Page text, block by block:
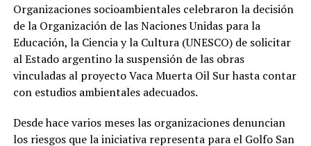
Organizaciones socioambientales celebraron la decisión
de la Organización de las Naciones Unidas para la
Educación, la Ciencia y la Cultura (UNESCO) de solicitar
al Estado argentino la suspensión de las obras
vinculadas al proyecto Vaca Muerta Oil Sur hasta contar
con estudios ambientales adecuados.
Desde hace varios meses las organizaciones denuncian
los riesgos que la iniciativa representa para el Golfo San